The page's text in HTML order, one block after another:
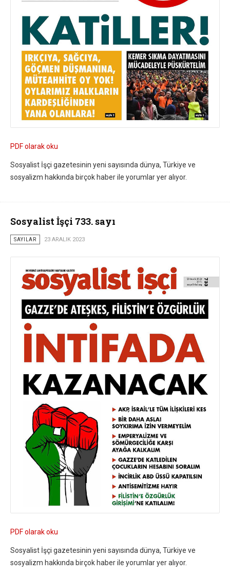
PDF olarak oku
Sosyalist İşçi gazetesinin yeni sayısında dünya, Türkiye ve
sosyalizm hakkında birçok haber ile yorumlar yer alıyor.
Sosyalist İşçi 733. sayı
SAYILAR 23 ARALIK 2023
PDF olarak oku
Sosyalist İşçi gazetesinin yeni sayısında dünya, Türkiye ve
sosyalizm hakkında birçok haber ile yorumlar yer alıyor.